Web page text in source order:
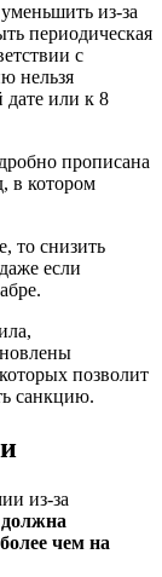
из-за
периодическая
с
нельзя
или к 8
прописана
в котором
то снизить
если
позволит
санкцию.
из-за
чем на